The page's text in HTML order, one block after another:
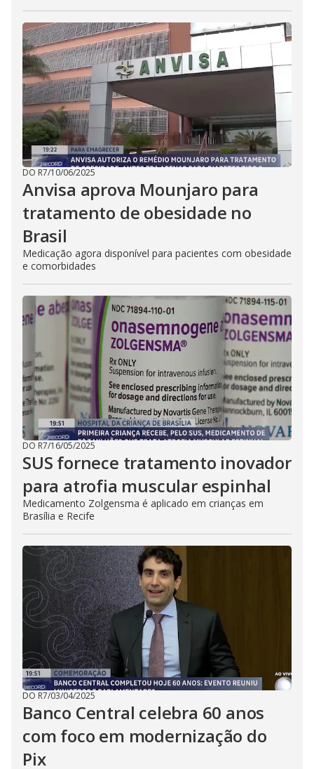
DO R7/10/06/2025
Anvisa aprova Mounjaro para
tratamento de obesidade no
Brasil
Medicação agora disponível para pacientes com obesidade
e comorbidades
DO R7/16/05/2025
SUS fornece tratamento inovador
para atrofia muscular espinhal
Medicamento Zolgensma é aplicado em crianças em
Brasília e Recife
DO R7/03/04/2025
Banco Central celebra 60 anos
com foco em modernização do
Pix